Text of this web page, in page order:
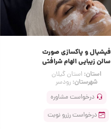
فیشیال و پاکسازی صورت
سالن زیبایی الهام شرافتی
استان:استان گیلان
شهرستان:رودسر
درخواست مشاوره
درخواست رزرو نوبت